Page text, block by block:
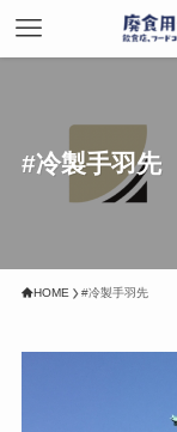
#冷製手羽先
HOME #冷製手羽先